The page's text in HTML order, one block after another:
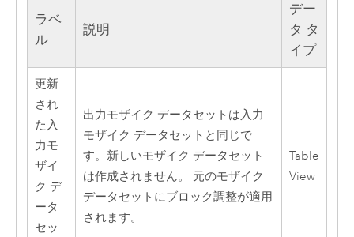
ラベ
ル
説明
デー
タ タ
イプ
更新
され
た入
力モ
ザイ
ク デ
ータ
セッ
出力モザイク データセットは入力
モザイク データセットと同じで
す。新しいモザイク データセット
は作成されません。 元のモザイク
データセットにブロック調整が適用
されます。
Table
View